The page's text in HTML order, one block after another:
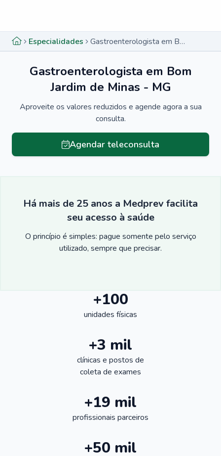
Especialidades Gastroenterologista em Bom Jardim de Minas - MG
Gastroenterologista em Bom
Jardim de Minas - MG
Aproveite os valores reduzidos e agende agora a sua
consulta.
Agendar teleconsulta
Há mais de 25 anos a Medprev facilita
seu acesso à saúde
O princípio é simples: pague somente pelo serviço
utilizado, sempre que precisar.
+100
unidades físicas
+3 mil
clínicas e postos de
coleta de exames
+19 mil
profissionais parceiros
+50 mil